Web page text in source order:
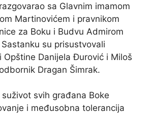
sa Glavnim imamom
Martinovićem i pravnikom
za Boku i Budvu Admirom
su prisustvovali
Opštine Danijela Đurović i Miloš
Dragan Šimrak.
svih građana Boke
i međusobna tolerancija